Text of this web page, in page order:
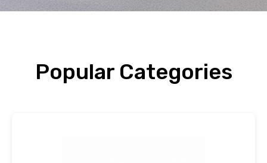
Popular Categories